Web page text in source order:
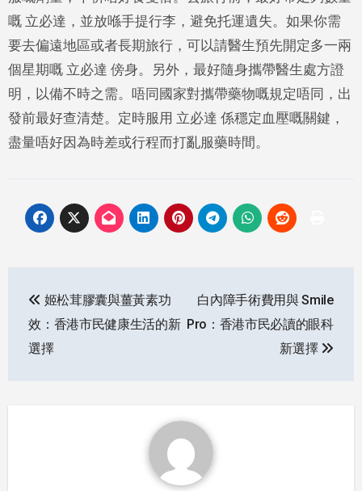
嘅 立必達，並放喺手提行李，避免托運遺失。如果你需
要去偏遠地區或者長期旅行，可以請醫生預先開定多一兩
個星期嘅 立必達 傍身。另外，最好隨身攜帶醫生處方證
明，以備不時之需。唔同國家對攜帶藥物嘅規定唔同，出
發前最好查清楚。定時服用 立必達 係穩定血壓嘅關鍵，
盡量唔好因為時差或行程而打亂服藥時間。
navigation
姬松茸膠囊與薑黃素功
效：香港市民健康生活的新
選擇
白內障手術費用與 Smile
Pro：香港市民必讀的眼科
新選擇